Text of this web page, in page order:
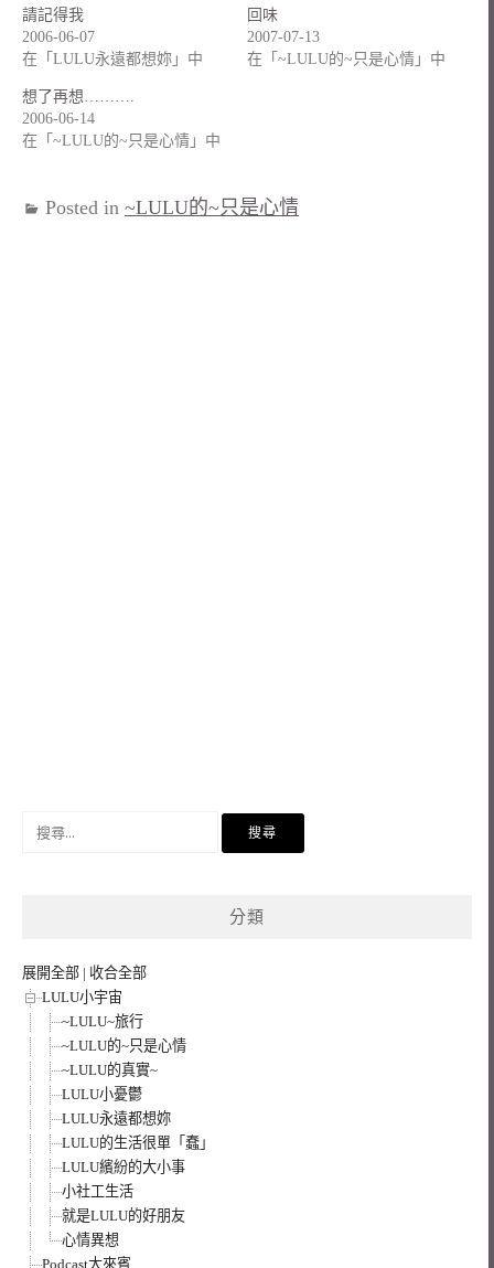
請記得我
2006-06-07
在「LULU永遠都想妳」中
回味
2007-07-13
在「~LULU的~只是心情」中
想了再想……….
2006-06-14
在「~LULU的~只是心情」中
Posted in ~LULU的~只是心情
分類
展開全部 | 收合全部
LULU小宇宙
~LULU~旅行
~LULU的~只是心情
~LULU的真實~
LULU小憂鬱
LULU永遠都想妳
LULU的生活很單「蠢」
LULU繽紛的大小事
小社工生活
就是LULU的好朋友
心情異想
Podcast大來賓